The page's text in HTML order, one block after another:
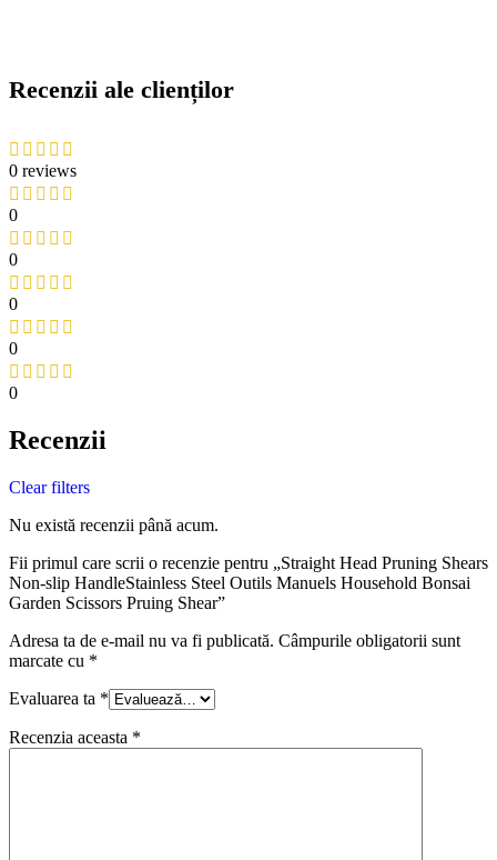
Recenzii ale clienților
0 reviews
0
0
0
0
0
Recenzii
Clear filters
Nu există recenzii până acum.
Fii primul care scrii o recenzie pentru „Straight Head Pruning Shears
Non-slip HandleStainless Steel Outils Manuels Household Bonsai
Garden Scissors Pruing Shear”
Adresa ta de e-mail nu va fi publicată. Câmpurile obligatorii sunt
marcate cu *
Evaluarea ta *
Recenzia aceasta *